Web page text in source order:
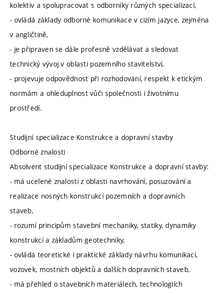
kolektiv a spolupracovat s odborníky různých specializací,
- ovládá základy odborné komunikace v cizím jazyce, zejména
v angličtině,
- je připraven se dále profesně vzdělávat a sledovat
technický vývoj v oblasti pozemního stavitelství,
- projevuje odpovědnost při rozhodování, respekt k etickým
normám a ohleduplnost vůči společnosti i životnímu
prostředí.
Studijní specializace Konstrukce a dopravní stavby
Odborné znalosti
Absolvent studijní specializace Konstrukce a dopravní stavby:
- má ucelené znalosti z oblasti navrhování, posuzování a
realizace nosných konstrukcí pozemních a dopravních
staveb,
- rozumí principům stavební mechaniky, statiky, dynamiky
konstrukcí a základům geotechniky,
- ovládá teoretické i praktické základy návrhu komunikací,
vozovek, mostních objektů a dalších dopravních staveb,
- má přehled o stavebních materiálech, technologiích